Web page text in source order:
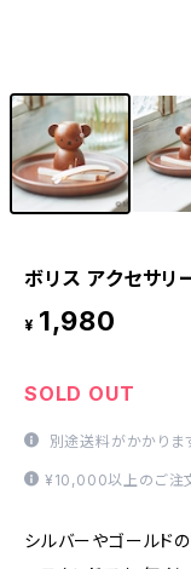
ボリス アクセサリ
¥ 1,980
SOLD OUT
別途送料がかかりま
¥10,000以上のご注
シルバーやゴールド